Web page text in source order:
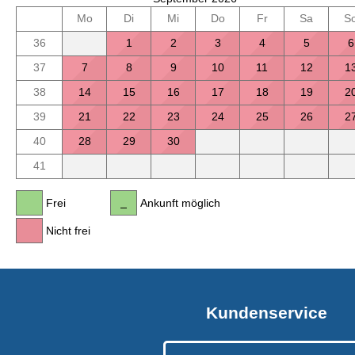
Mo
Di Mi Do Fr Sa
36
1 2 3 4 5
6
37
7 8 9 10 11 12
38
14 15 16 17 18 19
39
21 22 23 24 25 26
40
28 29
30
41
Frei
Nicht frei
Ankunft möglich
Kundenservice